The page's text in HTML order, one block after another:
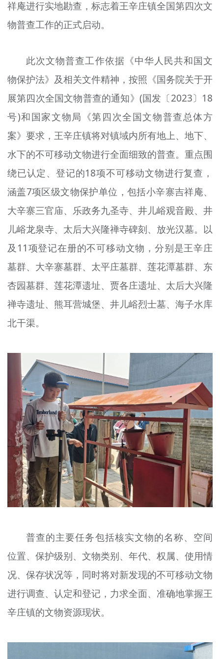
祥庵进行实地勘查，标志着王辛庄镇全国第四次文
物普查工作的正式启动。
此次文物普查工作依据《中华人民共和国文
物保护法》及相关文件精神，按照《国务院关于开
展第四次全国文物普查的通知》(国发〔2023〕18
号)和国家文物局《第四次全国文物普查总体方
案》要求，王辛庄镇将对镇域内所有地上、地下、
水下的不可移动文物进行全面细致的普查。重点围
绕已认定、登记的18项不可移动文物进行复查，
涵盖7项区级文物保护单位，包括小辛寨吉祥庵、
大辛寨三官庙、乐政务九圣寺、井儿峪观音殿、井
儿峪龙泉寺、太后大兴隆禅寺碑刻、放光汉墓。以
及11项登记在册的不可移动文物，分别是王辛庄
墓群、大辛寨墓群、太平庄墓群、莲花潭墓群、东
杏园墓群、莲花潭遗址、贾各庄遗址、太后大兴隆
禅寺遗址、熊耳营城堡、井儿峪烈士墓、海子水库
北干渠。
普查的主要任务包括核实文物的名称、空间
位置、保护级别、文物类别、年代、权属、使用情
况、保存状况等，同时将对新发现的不可移动文物
进行调查、认定和登记，力求全面、准确地掌握王
辛庄镇的文物资源现状。